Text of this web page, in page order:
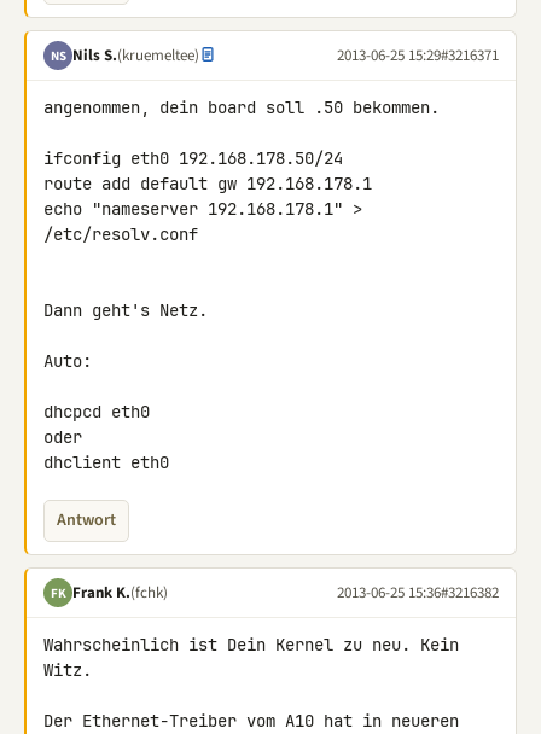
NS Nils S.(kruemeltee) 2013-06-25 15:29#3216371
angenommen, dein board soll .50 bekommen.
ifconfig eth0 192.168.178.50/24
route add default gw 192.168.178.1
echo "nameserver 192.168.178.1" >
/etc/resolv.conf
Dann geht's Netz.
Auto:
dhcpcd eth0
oder
dhclient eth0
Antwort
FK Frank K.(fchk) 2013-06-25 15:36#3216382
Wahrscheinlich ist Dein Kernel zu neu. Kein
Witz.
Der Ethernet-Treiber vom A10 hat in neueren